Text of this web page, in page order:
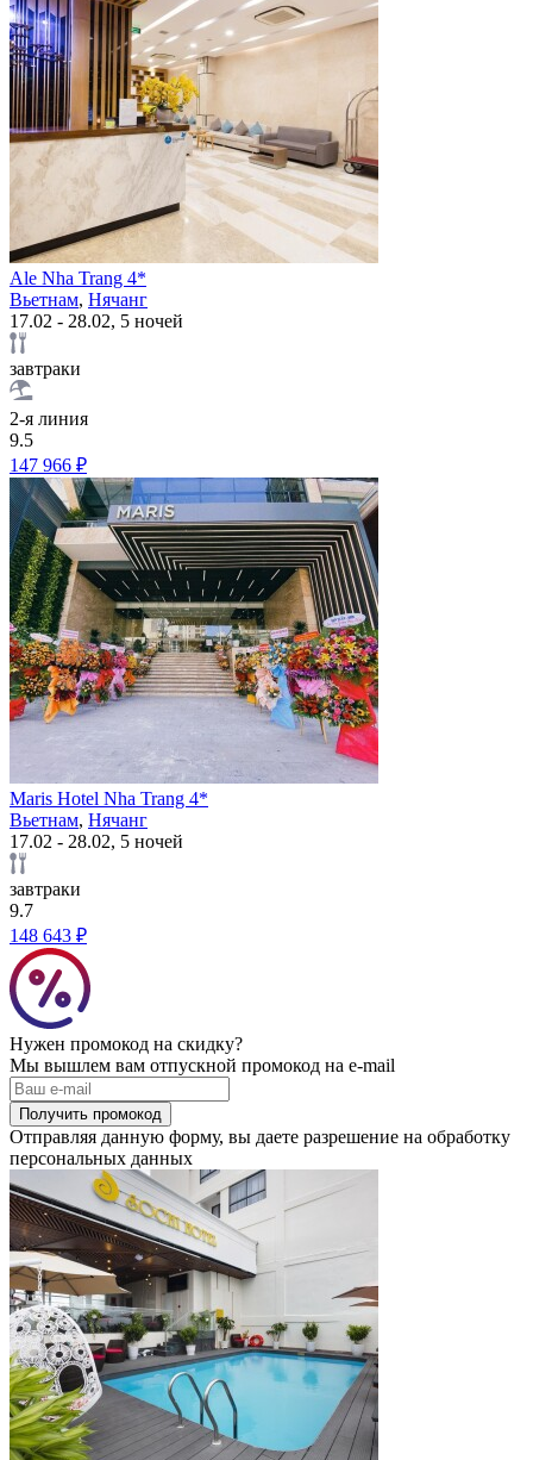
Ale Nha Trang 4*
Вьетнам, Нячанг
17.02 - 28.02, 5 ночей
завтраки
2-я линия
9.5
147 966 ₽
Maris Hotel Nha Trang 4*
Вьетнам, Нячанг
17.02 - 28.02, 5 ночей
завтраки
9.7
148 643 ₽
Нужен промокод на скидку?
Мы вышлем вам отпускной промокод на e-mail
Получить промокод
Отправляя данную форму, вы даете разрешение на обработку
персональных данных